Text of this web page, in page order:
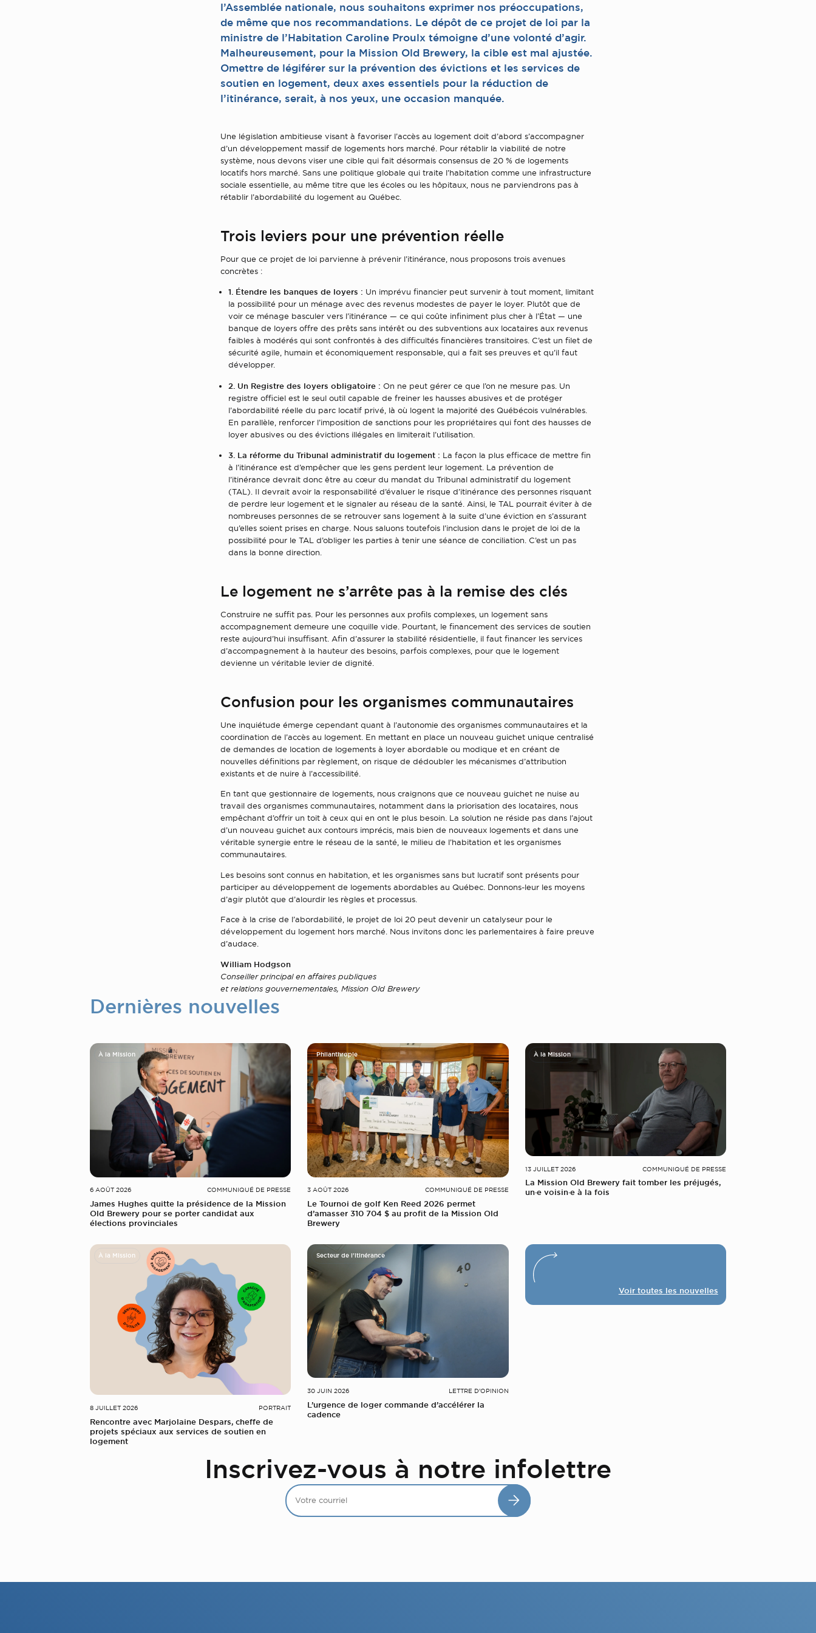
l’Assemblée nationale, nous souhaitons exprimer nos préoccupations,
de même que nos recommandations. Le dépôt de ce projet de loi par la
ministre de l’Habitation Caroline Proulx témoigne d’une volonté d’agir.
Malheureusement, pour la Mission Old Brewery, la cible est mal ajustée.
Omettre de légiférer sur la prévention des évictions et les services de
soutien en logement, deux axes essentiels pour la réduction de
l’itinérance, serait, à nos yeux, une occasion manquée.
Une législation ambitieuse visant à favoriser l’accès au logement doit d’abord s’accompagner
d’un développement massif de logements hors marché. Pour rétablir la viabilité de notre
système, nous devons viser une cible qui fait désormais consensus de 20 % de logements
locatifs hors marché. Sans une politique globale qui traite l’habitation comme une infrastructure
sociale essentielle, au même titre que les écoles ou les hôpitaux, nous ne parviendrons pas à
rétablir l’abordabilité du logement au Québec.
Trois leviers pour une prévention réelle
Pour que ce projet de loi parvienne à prévenir l’itinérance, nous proposons trois avenues
concrètes :
1. Étendre les banques de loyers : Un imprévu financier peut survenir à tout moment, limitant
la possibilité pour un ménage avec des revenus modestes de payer le loyer. Plutôt que de
voir ce ménage basculer vers l’itinérance — ce qui coûte infiniment plus cher à l’État — une
banque de loyers offre des prêts sans intérêt ou des subventions aux locataires aux revenus
faibles à modérés qui sont confrontés à des difficultés financières transitoires. C’est un filet de
sécurité agile, humain et économiquement responsable, qui a fait ses preuves et qu’il faut
développer.
2. Un Registre des loyers obligatoire : On ne peut gérer ce que l’on ne mesure pas. Un
registre officiel est le seul outil capable de freiner les hausses abusives et de protéger
l’abordabilité réelle du parc locatif privé, là où logent la majorité des Québécois vulnérables.
En parallèle, renforcer l’imposition de sanctions pour les propriétaires qui font des hausses de
loyer abusives ou des évictions illégales en limiterait l’utilisation.
3. La réforme du Tribunal administratif du logement : La façon la plus efficace de mettre fin
à l’itinérance est d’empêcher que les gens perdent leur logement. La prévention de
l’itinérance devrait donc être au cœur du mandat du Tribunal administratif du logement
(TAL). Il devrait avoir la responsabilité d’évaluer le risque d’itinérance des personnes risquant
de perdre leur logement et le signaler au réseau de la santé. Ainsi, le TAL pourrait éviter à de
nombreuses personnes de se retrouver sans logement à la suite d’une éviction en s’assurant
qu’elles soient prises en charge. Nous saluons toutefois l’inclusion dans le projet de loi de la
possibilité pour le TAL d’obliger les parties à tenir une séance de conciliation. C’est un pas
dans la bonne direction.
Le logement ne s’arrête pas à la remise des clés
Construire ne suffit pas. Pour les personnes aux profils complexes, un logement sans
accompagnement demeure une coquille vide. Pourtant, le financement des services de soutien
reste aujourd’hui insuffisant. Afin d’assurer la stabilité résidentielle, il faut financer les services
d’accompagnement à la hauteur des besoins, parfois complexes, pour que le logement
devienne un véritable levier de dignité.
Confusion pour les organismes communautaires
Une inquiétude émerge cependant quant à l’autonomie des organismes communautaires et la
coordination de l’accès au logement. En mettant en place un nouveau guichet unique centralisé
de demandes de location de logements à loyer abordable ou modique et en créant de
nouvelles définitions par règlement, on risque de dédoubler les mécanismes d’attribution
existants et de nuire à l’accessibilité.
En tant que gestionnaire de logements, nous craignons que ce nouveau guichet ne nuise au
travail des organismes communautaires, notamment dans la priorisation des locataires, nous
empêchant d’offrir un toit à ceux qui en ont le plus besoin. La solution ne réside pas dans l’ajout
d’un nouveau guichet aux contours imprécis, mais bien de nouveaux logements et dans une
véritable synergie entre le réseau de la santé, le milieu de l’habitation et les organismes
communautaires.
Les besoins sont connus en habitation, et les organismes sans but lucratif sont présents pour
participer au développement de logements abordables au Québec. Donnons-leur les moyens
d’agir plutôt que d’alourdir les règles et processus.
Face à la crise de l’abordabilité, le projet de loi 20 peut devenir un catalyseur pour le
développement du logement hors marché. Nous invitons donc les parlementaires à faire preuve
d’audace.
William Hodgson
Conseiller principal en affaires publiques
et relations gouvernementales, Mission Old Brewery
Dernières nouvelles
À la Mission
6 AOÛT 2026 COMMUNIQUÉ DE PRESSE
James Hughes quitte la présidence de la Mission
Old Brewery pour se porter candidat aux
élections provinciales
Philanthropie
3 AOÛT 2026 COMMUNIQUÉ DE PRESSE
Le Tournoi de golf Ken Reed 2026 permet
d’amasser 310 704 $ au profit de la Mission Old
Brewery
À la Mission
13 JUILLET 2026 COMMUNIQUÉ DE PRESSE
La Mission Old Brewery fait tomber les préjugés,
un·e voisin·e à la fois
À la Mission
8 JUILLET 2026 PORTRAIT
Rencontre avec Marjolaine Despars, cheffe de
projets spéciaux aux services de soutien en
logement
Secteur de l'itinérance
30 JUIN 2026 LETTRE D'OPINION
L’urgence de loger commande d’accélérer la
cadence
Voir toutes les nouvelles
Inscrivez-vous à notre infolettre